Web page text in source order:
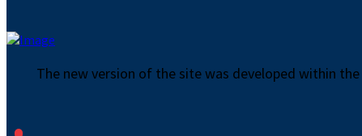
The new version of the site was developed within